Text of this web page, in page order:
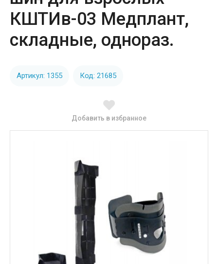
КШТИв-03 Медплант,
складные, однораз.
Артикул: 1355 Код: 21685
Добавить в избранное